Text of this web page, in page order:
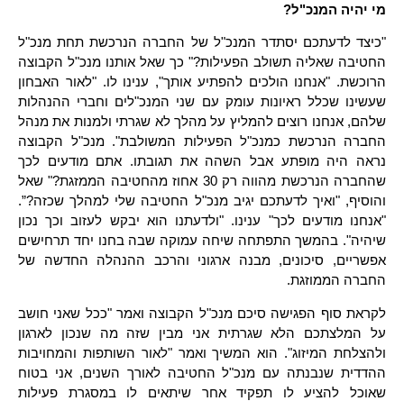
מי יהיה המנכ"ל?
"כיצד לדעתכם יסתדר המנכ"ל של החברה הנרכשת תחת מנכ"ל
החטיבה שאליה תשולב הפעילות?" כך שאל אותנו מנכ"ל הקבוצה
הרוכשת. "אנחנו הולכים להפתיע אותך", ענינו לו. "לאור האבחון
שעשינו שכלל ראיונות עומק עם שני המנכ"לים וחברי ההנהלות
שלהם, אנחנו רוצים להמליץ על מהלך לא שגרתי ולמנות את מנהל
החברה הנרכשת כמנכ"ל הפעילות המשולבת". מנכ"ל הקבוצה
נראה היה מופתע אבל השהה את תגובתו. אתם מודעים לכך
שהחברה הנרכשת מהווה רק 30 אחוז מהחטיבה הממזגת?" שאל
והוסיף, "ואיך לדעתכם יגיב מנכ"ל החטיבה שלי למהלך שכזה?”.
"אנחנו מודעים לכך" ענינו. "ולדעתנו הוא יבקש לעזוב וכך נכון
שיהיה". בהמשך התפתחה שיחה עמוקה שבה בחנו יחד תרחישים
אפשריים, סיכונים, מבנה ארגוני והרכב ההנהלה החדשה של
החברה הממוזגת.
לקראת סוף הפגישה סיכם מנכ"ל הקבוצה ואמר "ככל שאני חושב
על המלצתכם הלא שגרתית אני מבין שזה מה שנכון לארגון
ולהצלחת המיזוג". הוא המשיך ואמר "לאור השותפות והמחויבות
ההדדית שנבנתה עם מנכ"ל החטיבה לאורך השנים, אני בטוח
שאוכל להציע לו תפקיד אחר שיתאים לו במסגרת פעילות